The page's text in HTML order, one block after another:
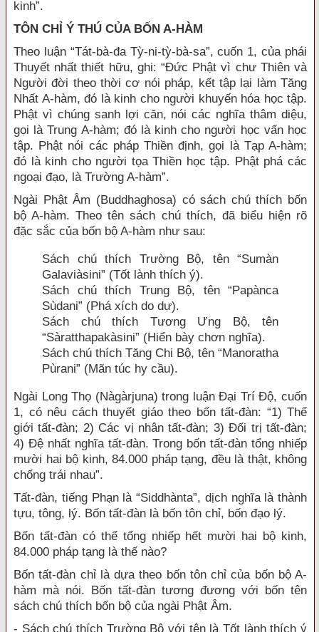
kinh”.
TÔN CHỈ Ý THÚ CỦA BỐN A-HÀM
Theo luận “Tát-bà-đa Tỳ-ni-tỳ-bà-sa”, cuốn 1, của phái
Thuyết nhất thiết hữu, ghi: “Đức Phật vì chư Thiên và
Người đời theo thời cơ nói pháp, kết tập lại làm Tăng
Nhất A-hàm, đó là kinh cho người khuyến hóa học tập.
Phật vì chúng sanh lợi căn, nói các nghĩa thâm diệu,
gọi là Trung A-hàm; đó là kinh cho người học vấn học
tập. Phật nói các pháp Thiền định, gọi là Tạp A-hàm;
đó là kinh cho người tọa Thiền học tập. Phật phá các
ngoại đạo, là Trường A-hàm”.
Ngài Phật Âm (Buddhaghosa) có sách chú thích bốn
bộ A-hàm. Theo tên sách chú thích, đã biểu hiện rõ
đặc sắc của bốn bộ A-hàm như sau:
Sách chú thích Trường Bộ, tên “Sumàn
Galaviàsini” (Tốt lành thích ý).
Sách chú thích Trung Bộ, tên “Papànca
Sùdani” (Phá xích do dự).
Sách chú thích Tương Ưng Bộ, tên
“Sàratthapakàsini” (Hiển bày chơn nghĩa).
Sách chú thích Tăng Chi Bộ, tên “Manoratha
Pùrani” (Mãn túc hy cầu).
Ngài Long Thọ (Nàgàrjuna) trong luận Đại Trí Độ, cuốn
1, có nêu cách thuyết giáo theo bốn tất-đàn: “1) Thế
giới tất-đàn; 2) Các vị nhân tất-đàn; 3) Đối trị tất-đàn;
4) Đệ nhất nghĩa tất-đàn. Trong bốn tất-đàn tổng nhiếp
mười hai bộ kinh, 84.000 pháp tạng, đều là thật, không
chống trái nhau”.
Tất-đàn, tiếng Phạn là “Siddhànta”, dịch nghĩa là thành
tựu, tông, lý. Bốn tất-đàn là bốn tôn chỉ, bốn đạo lý.
Bốn tất-đàn có thể tổng nhiếp hết mười hai bộ kinh,
84.000 pháp tạng là thế nào?
Bốn tất-đàn chỉ là dựa theo bốn tôn chỉ của bốn bộ A-
hàm mà nói. Bốn tất-đàn tương đương với bốn tên
sách chú thích bốn bộ của ngài Phật Âm.
- Sách chú thích Trường Bộ với tên là Tốt lành thích ý